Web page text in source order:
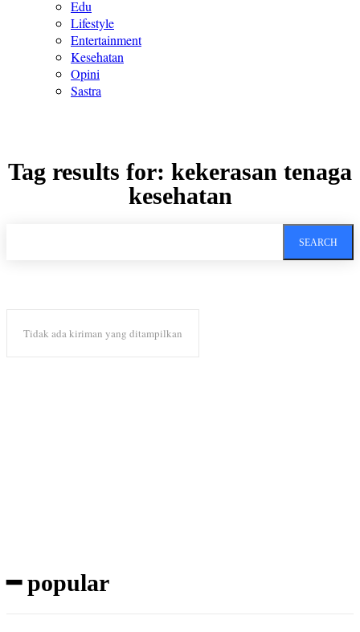
Edu
Lifestyle
Entertainment
Kesehatan
Opini
Sastra
Tag results for: kekerasan tenaga
kesehatan
SEARCH
Tidak ada kiriman yang ditampilkan
━ popular